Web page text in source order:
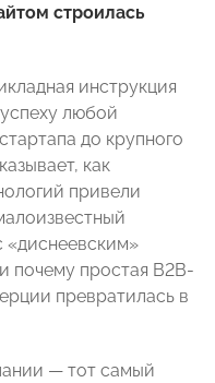
строилась
инструкция
любой
до крупного
как
привели
«диснеевским»
почему простая B2B-
превратилась в
— тот самый